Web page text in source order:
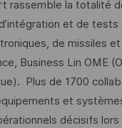
rassemble la totalité
et de
de missiles
Business Lin OME
Plus de 1700
et
décisifs